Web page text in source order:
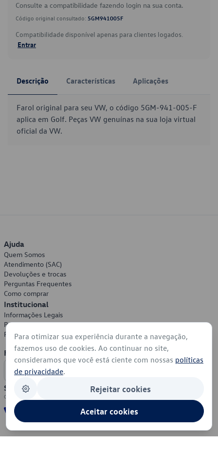
Consulte a compatibilidade fazendo login na sua conta.
Código original consultado: 5GM941005F
Compatibilidade disponível apenas para clientes logados.
Entrar
Descrição Características Aplicações
Farol original para seu VW, o código 5GM-941-005-F
aplica em Golf. Peças VW genuínas na sua loja virtual
oficial da VW.
Ajuda
Quem Somos
Atendimento (SAC)
Devoluções e trocas
Perguntas Frequentes
Como comprar
Institucional
Informações Legais
Política de Privacidade
Política de Cookies
Formas de Pagamento
Segurança
Para otimizar sua experiência durante a navegação,
fazemos uso de cookies. Ao continuar no site,
consideramos que você está ciente com nossas políticas
de privacidade.
Rejeitar cookies
Aceitar cookies